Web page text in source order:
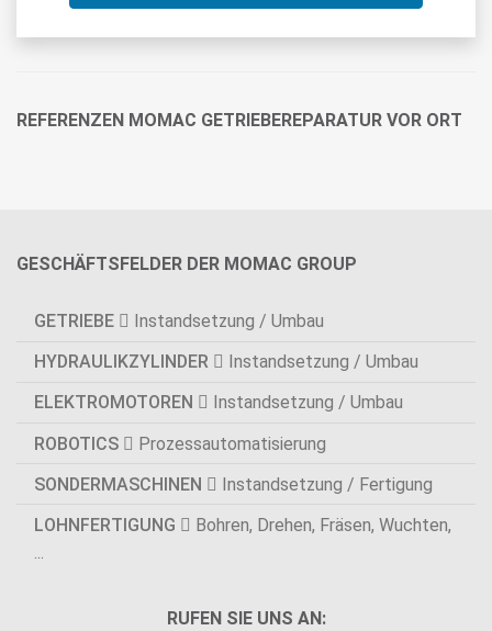
REFERENZEN MOMAC GETRIEBEREPARATUR VOR ORT
GESCHÄFTSFELDER DER MOMAC GROUP
GETRIEBE
Instandsetzung / Umbau
HYDRAULIKZYLINDER
Instandsetzung / Umbau
ELEKTROMOTOREN
Instandsetzung / Umbau
ROBOTICS
Prozessautomatisierung
SONDERMASCHINEN
Instandsetzung / Fertigung
LOHNFERTIGUNG
Bohren, Drehen, Fräsen, Wuchten,
...
RUFEN SIE UNS AN: